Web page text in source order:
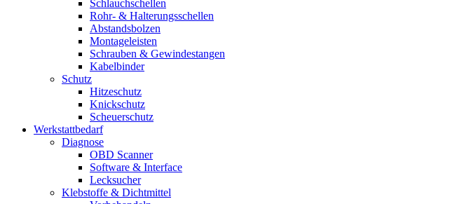
Schlauchschellen
Rohr- & Halterungsschellen
Abstandsbolzen
Montageleisten
Schrauben & Gewindestangen
Kabelbinder
Schutz
Hitzeschutz
Knickschutz
Scheuerschutz
Werkstattbedarf
Diagnose
OBD Scanner
Software & Interface
Lecksucher
Klebstoffe & Dichtmittel